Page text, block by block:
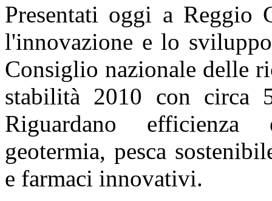
Presentati oggi a Reggio
l'innovazione e lo
Consiglio nazionale delle
stabilità 2010 con
Riguardano
geotermia, pesca
e farmaci innovativi.